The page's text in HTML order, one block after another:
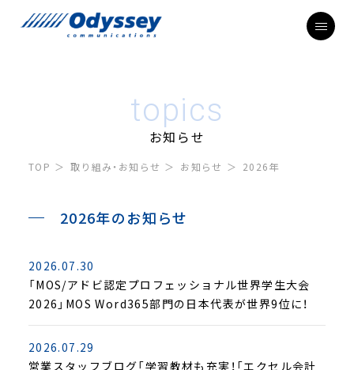
topics
お知らせ
TOP 取り組み・お知らせ お知らせ 2026年
2026年のお知らせ
2026.07.30
「MOS/アドビ認定プロフェッショナル世界学生大会
2026」MOS Word365部門の日本代表が世界9位に！
2026.07.29
営業スタッフブログ「学習教材も充実！「エクセル会計